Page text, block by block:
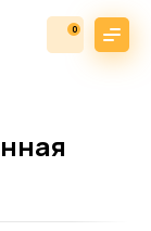
0